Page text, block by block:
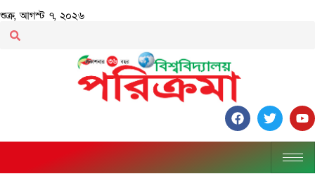
শুক্র, আগস্ট ৭, ২০২৬